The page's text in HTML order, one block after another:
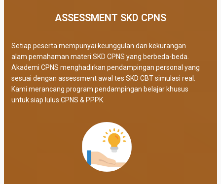
ASSESSMENT SKD CPNS
Setiap peserta mempunyai keunggulan dan kekurangan
alam pemahaman materi SKD CPNS yang berbeda-beda.
Akademi CPNS menghadirkan pendampingan personal yang
sesuai dengan assessment awal tes SKD CBT simulasi real.
Kami merancang program pendampingan belajar khusus
untuk siap lulus CPNS & PPPK.